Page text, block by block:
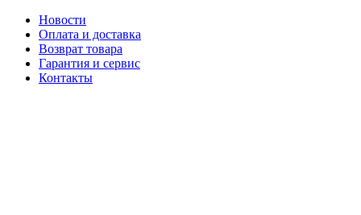
Новости
Оплата и доставка
Возврат товара
Гарантия и сервис
Контакты